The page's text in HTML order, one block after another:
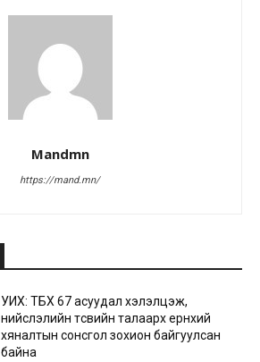
Mandmn
https://mand.mn/
УИХ: ТБХ 67 асуудал хэлэлцэж,
нийслэлийн төсвийн талаарх ерөнхий
хяналтын сонсгол зохион байгуулсан
байна